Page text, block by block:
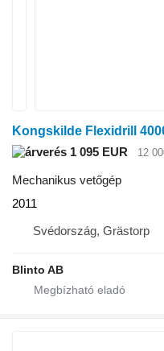
Kongskilde Flexidrill
1 095 EUR
12
Mechanikus vetőgép
2011
Svédország, Grästorp
Blinto AB